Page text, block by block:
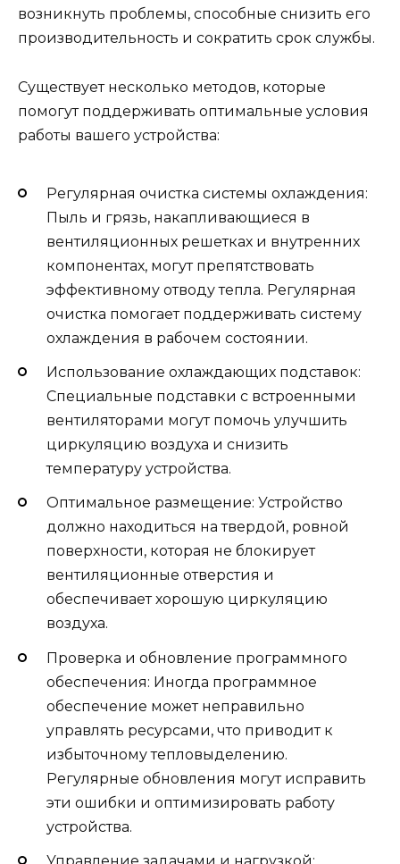
возникнуть проблемы, способные снизить его
производительность и сократить срок службы.
Существует несколько методов, которые
помогут поддерживать оптимальные условия
работы вашего устройства:
Регулярная очистка системы охлаждения:
Пыль и грязь, накапливающиеся в
вентиляционных решетках и внутренних
компонентах, могут препятствовать
эффективному отводу тепла. Регулярная
очистка помогает поддерживать систему
охлаждения в рабочем состоянии.
Использование охлаждающих подставок:
Специальные подставки с встроенными
вентиляторами могут помочь улучшить
циркуляцию воздуха и снизить
температуру устройства.
Оптимальное размещение: Устройство
должно находиться на твердой, ровной
поверхности, которая не блокирует
вентиляционные отверстия и
обеспечивает хорошую циркуляцию
воздуха.
Проверка и обновление программного
обеспечения: Иногда программное
обеспечение может неправильно
управлять ресурсами, что приводит к
избыточному тепловыделению.
Регулярные обновления могут исправить
эти ошибки и оптимизировать работу
устройства.